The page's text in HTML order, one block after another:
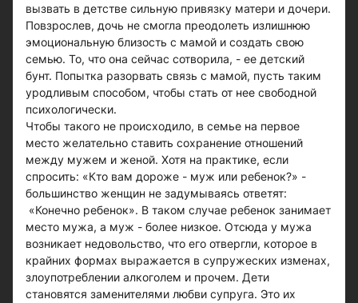
вызвать в детстве сильную привязку матери и дочери.
Повзрослев, дочь не смогла преодолеть излишнюю
эмоциональную близость с мамой и создать свою
семью. То, что она сейчас сотворила, - ее детский
бунт. Попытка разорвать связь с мамой, пусть таким
уродливым способом, чтобы стать от нее свободной
психологически.
Чтобы такого не происходило, в семье на первое
место желательно ставить сохранение отношений
между мужем и женой. Хотя на практике, если
спросить: «Кто вам дороже - муж или ребенок?» -
большинство женщин не задумываясь ответят:
«Конечно ребенок». В таком случае ребенок занимает
место мужа, а муж - более низкое. Отсюда у мужа
возникает недовольство, что его отвергли, которое в
крайних формах выражается в супружеских изменах,
злоупотреблении алкоголем и прочем. Дети
становятся заменителями любви супруга. Это их